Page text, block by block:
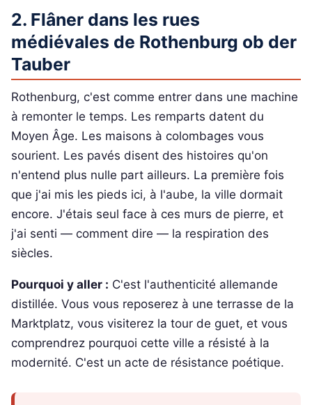
2. Flâner dans les rues
médiévales de Rothenburg ob der
Tauber
Rothenburg, c'est comme entrer dans une machine
à remonter le temps. Les remparts datent du
Moyen Âge. Les maisons à colombages vous
sourient. Les pavés disent des histoires qu'on
n'entend plus nulle part ailleurs. La première fois
que j'ai mis les pieds ici, à l'aube, la ville dormait
encore. J'étais seul face à ces murs de pierre, et
j'ai senti — comment dire — la respiration des
siècles.
Pourquoi y aller : C'est l'authenticité allemande
distillée. Vous vous reposerez à une terrasse de la
Marktplatz, vous visiterez la tour de guet, et vous
comprendrez pourquoi cette ville a résisté à la
modernité. C'est un acte de résistance poétique.